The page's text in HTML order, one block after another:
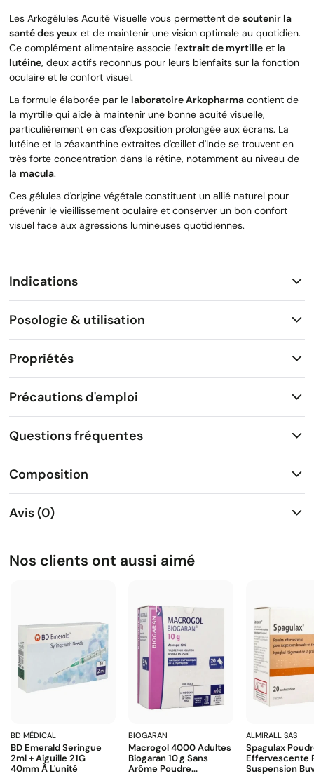
Les Arkogélules Acuité Visuelle vous permettent de soutenir la
santé des yeux et de maintenir une vision optimale au quotidien.
Ce complément alimentaire associe l'extrait de myrtille et la
lutéine, deux actifs reconnus pour leurs bienfaits sur la fonction
oculaire et le confort visuel.
La formule élaborée par le laboratoire Arkopharma contient de
la myrtille qui aide à maintenir une bonne acuité visuelle,
particulièrement en cas d'exposition prolongée aux écrans. La
lutéine et la zéaxanthine extraites d'œillet d'Inde se trouvent en
très forte concentration dans la rétine, notamment au niveau de
la macula.
Ces gélules d'origine végétale constituent un allié naturel pour
prévenir le vieillissement oculaire et conserver un bon confort
visuel face aux agressions lumineuses quotidiennes.
Indications
Posologie & utilisation
Propriétés
Précautions d'emploi
Questions fréquentes
Composition
Avis (0)
Nos clients ont aussi aimé
BD MÉDICAL
BD Emerald Seringue
2ml + Aiguille 21G
40mm À L'unité
BIOGARAN
Macrogol 4000 Adultes
Biogaran 10 G Sans
Arôme Poudre...
ALMIRALL SAS
Spagulax
Effervescente
Suspension